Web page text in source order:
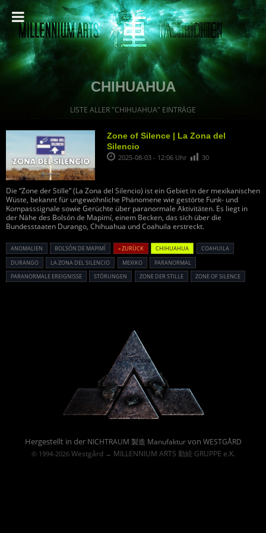
CHIHUAHUA
LISTE ALLER "CHIHUAHUA" EINTRÄGE
Zone of Silence | La Zona del
Silencio
2025-08-03 - 12:06 Uhr 30
Die “Zone der Stille” (La Zona del Silencio) ist ein Gebiet in der mexikanischen
Wüste, bekannt für ungewöhnliche Phänomene wie gestörte Funk- und
Kompasssignale sowie Gerüchte über paranormale Aktivitäten. Es liegt in
der Nähe des Bolsón de Mapimí, einem Becken, das sich über die
Bundesstaaten Durango, Chihuahua und Coahuila erstreckt.
ANOMALIEN BOLSÓN DE MAPIMÍ « ZURÜCK CHIHUAHUA
COAHUILA
DURANGO
LA ZONA DEL SILENCIO MEXIKO
PARANORMAL
PARANORMALE EREIGNISSE
STÖRUNGEN ZONE DER STILLE ZONE OF SILENCE
Hergestellt in der NICHTRAUM 製造 Manufakturvon WESTGÅRD
© 1994-2026 Westgård→ MILLENNIUM ARTS 勤続 GRUPPE e.K.
Powered By :